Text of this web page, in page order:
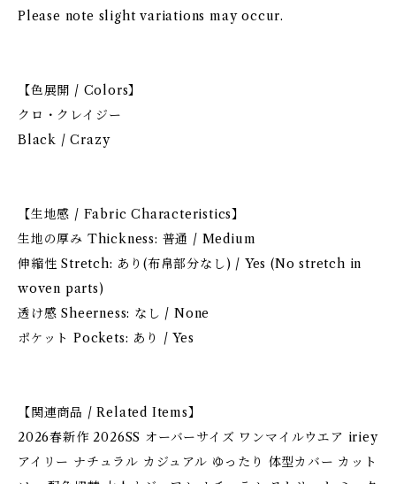
Please note slight variations may occur.
【色展開 / Colors】
クロ・クレイジー
Black / Crazy
【生地感 / Fabric Characteristics】
生地の厚み Thickness: 普通 / Medium
伸縮性 Stretch: あり(布帛部分なし) / Yes (No stretch in
woven parts)
透け感 Sheerness: なし / None
ポケット Pockets: あり / Yes
【関連商品 / Related Items】
2026春新作 2026SS オーバーサイズ ワンマイルウエア iriey
アイリー ナチュラル カジュアル ゆったり 体型カバー カット